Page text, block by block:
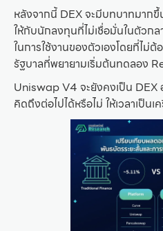
หลังจากนี้ DEX จะมีบทบาทมากขึ้
ให้กับนักลงทุนที่ไม่เชื่อมั่นในตัวก
ในการใช้งานของตัวเองโดยที่ไม่
รัฐบาลที่พยายามเริ่มต้นทดลอง
Uniswap V4 จะยังคงเป็น
คิดถึงต่อไปได้หรือไม่ ให้เวลาเป็น